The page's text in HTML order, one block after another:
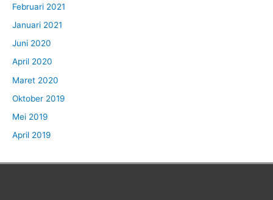
Februari 2021
Januari 2021
Juni 2020
April 2020
Maret 2020
Oktober 2019
Mei 2019
April 2019